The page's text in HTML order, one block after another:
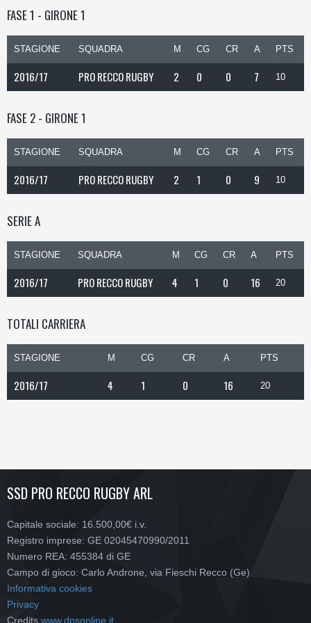
FASE 1 - GIRONE 1
STAGIONE SQUADRA M CG CR A PTS
2016/17 PRO RECCO RUGBY 2 0 0 7 10
FASE 2 - GIRONE 1
STAGIONE SQUADRA M CG CR A PTS
2016/17 PRO RECCO RUGBY 2 1 0 9 10
SERIE A
STAGIONE SQUADRA M CG CR A PTS
2016/17 PRO RECCO RUGBY 4 1 0 16 20
TOTALI CARRIERA
STAGIONE M CG CR A PTS
2016/17 4 1 0 16 20
SSD PRO RECCO RUGBY ARL
Capitale sociale: 16.500,00€ i.v.
Registro imprese: GE 02045470990/2011
Numero REA: 455384 di GE
Campo di gioco: Carlo Androne, via Fieschi Recco (Ge)
Informativa cookies
Privacy
Credits www.dpsonline.it